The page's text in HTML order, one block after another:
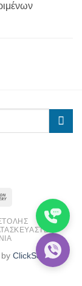
Delivery
ClickSolvers